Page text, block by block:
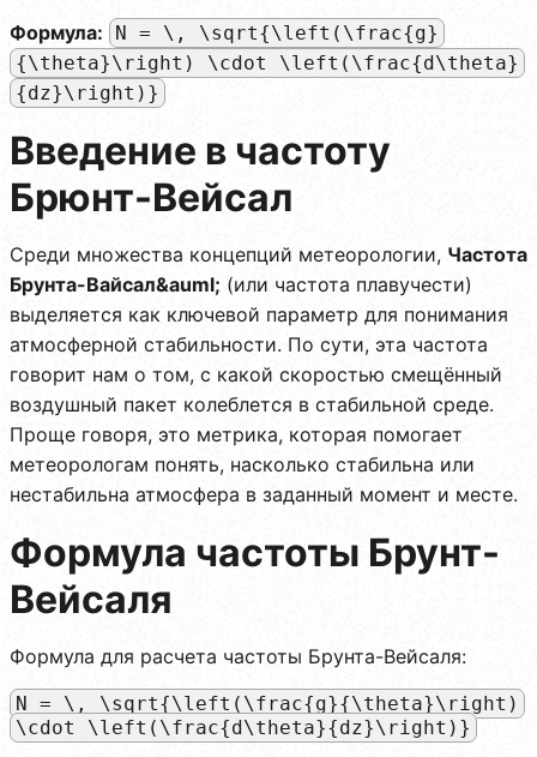
Формула:
N = \, \sqrt{\left(\frac{g}
{\theta}\right) \cdot \left(\frac{d\theta}
{dz}\right)}
Введение в частоту
Брюнт-Вейсал
Среди множества концепций метеорологии, Частота
Брунта-Вайсал&auml; (или частота плавучести)
выделяется как ключевой параметр для понимания
атмосферной стабильности. По сути, эта частота
говорит нам о том, с какой скоростью смещённый
воздушный пакет колеблется в стабильной среде.
Проще говоря, это метрика, которая помогает
метеорологам понять, насколько стабильна или
нестабильна атмосфера в заданный момент и месте.
Формула частоты Брунт-
Вейсаля
Формула для расчета частоты Брунта-Вейсаля:
N = \, \sqrt{\left(\frac{g}{\theta}\right)
\cdot \left(\frac{d\theta}{dz}\right)}